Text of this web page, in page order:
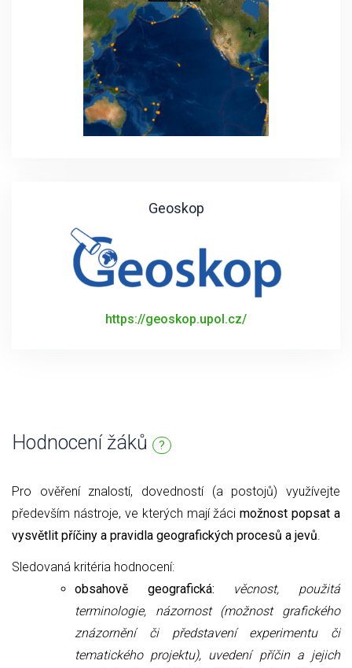
Geoskop
https://geoskop.upol.cz/
Hodnocení žáků ?
Pro ověření znalostí, dovedností (a postojů) využívejte
především nástroje, ve kterých mají žácimožnost popsat a
vysvětlit příčiny a pravidla geografických procesů a jevů
Sledovaná kritéria hodnocení:
obsahově geografická: věcnost, použitá
terminologie, názornost (možnost grafického
znázornění či představení experimentu či
tematického projektu), uvedení příčin a jejich